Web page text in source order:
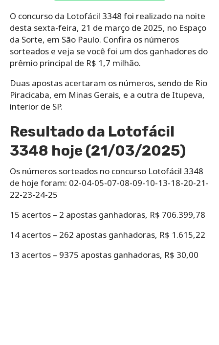
O concurso da Lotofácil 3348 foi realizado na noite
desta sexta-feira, 21 de março de 2025, no Espaço
da Sorte, em São Paulo. Confira os números
sorteados e veja se você foi um dos ganhadores do
prêmio principal de R$ 1,7 milhão.
Duas apostas acertaram os números, sendo de Rio
Piracicaba, em Minas Gerais, e a outra de Itupeva,
interior de SP.
Resultado da Lotofácil
3348 hoje (21/03/2025)
Os números sorteados no concurso Lotofácil 3348
de hoje foram: 02-04-05-07-08-09-10-13-18-20-21-
22-23-24-25
15 acertos – 2 apostas ganhadoras, R$ 706.399,78
14 acertos – 262 apostas ganhadoras, R$ 1.615,22
13 acertos – 9375 apostas ganhadoras, R$ 30,00